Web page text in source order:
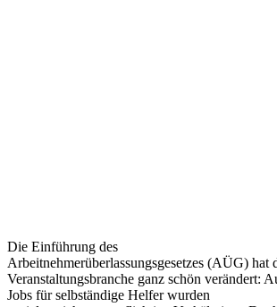
Die Einführung des
Arbeitnehmerüberlassungsgesetzes (AÜG) hat
Veranstaltungsbranche ganz schön verändert:
Jobs für selbständige Helfer wurden